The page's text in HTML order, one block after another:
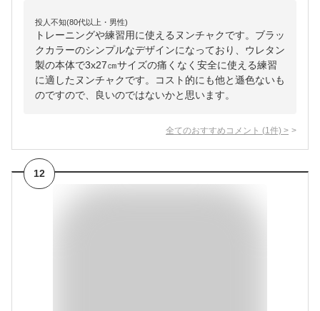
投人不知(80代以上・男性)
トレーニングや練習用に使えるヌンチャクです。ブラッ
クカラーのシンプルなデザインになっており、ウレタン
製の本体で3x27㎝サイズの痛くなく安全に使える練習
に適したヌンチャクです。コスト的にも他と遜色ないも
のですので、良いのではないかと思います。
全てのおすすめコメント (1 件) >
12